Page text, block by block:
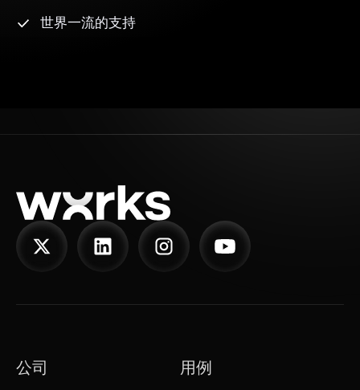
世界一流的支持
公司 用例